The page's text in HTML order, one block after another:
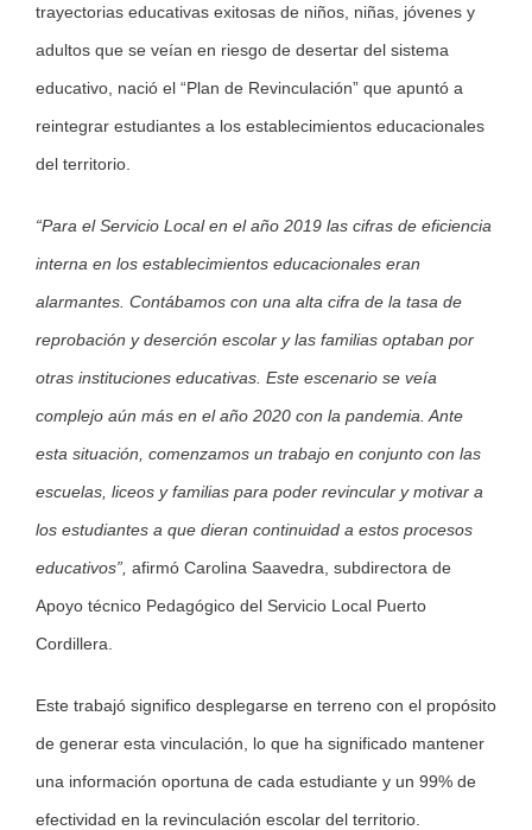
trayectorias educativas exitosas de niños, niñas, jóvenes y
adultos que se veían en riesgo de desertar del sistema
educativo, nació el “Plan de Revinculación” que apuntó a
reintegrar estudiantes a los establecimientos educacionales
del territorio.
“Para el Servicio Local en el año 2019 las cifras de eficiencia
interna en los establecimientos educacionales eran
alarmantes. Contábamos con una alta cifra de la tasa de
reprobación y deserción escolar y las familias optaban por
otras instituciones educativas. Este escenario se veía
complejo aún más en el año 2020 con la pandemia. Ante
esta situación, comenzamos un trabajo en conjunto con las
escuelas, liceos y familias para poder revincular y motivar a
los estudiantes a que dieran continuidad a estos procesos
educativos”, afirmó Carolina Saavedra, subdirectora de
Apoyo técnico Pedagógico del Servicio Local Puerto
Cordillera.
Este trabajó significo desplegarse en terreno con el propósito
de generar esta vinculación, lo que ha significado mantener
una información oportuna de cada estudiante y un 99% de
efectividad en la revinculación escolar del territorio.